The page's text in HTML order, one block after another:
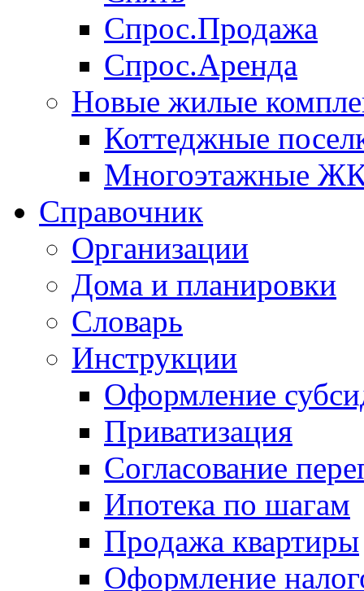
Спрос.Продажа
Спрос.Аренда
Новые жилые
Коттеджные
Многоэтажные
Справочник
Организации
Дома и планировки
Словарь
Инструкции
Оформление
Приватизация
Согласование
Ипотека по шагам
Продажа квартиры
Оформление